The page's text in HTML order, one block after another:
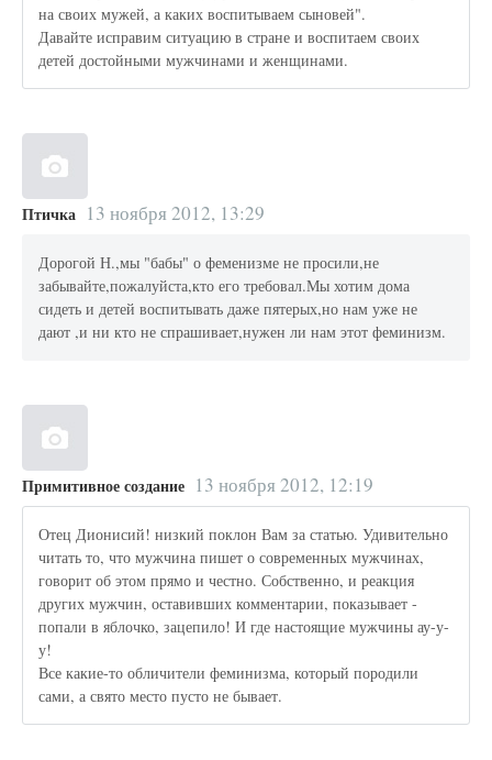
на своих мужей, а каких воспитываем сыновей".
Давайте исправим ситуацию в стране и воспитаем своих
детей достойными мужчинами и женщинами.
Птичка 13 ноября 2012, 13:29
Дорогой Н.,мы "бабы" о феменизме не просили,не
забывайте,пожалуйста,кто его требовал.Мы хотим дома
сидеть и детей воспитывать даже пятерых,но нам уже не
дают ,и ни кто не спрашивает,нужен ли нам этот феминизм.
Примитивное создание 13 ноября 2012, 12:19
Отец Дионисий! низкий поклон Вам за статью. Удивительно
читать то, что мужчина пишет о современных мужчинах,
говорит об этом прямо и честно. Собственно, и реакция
других мужчин, оставивших комментарии, показывает -
попали в яблочко, зацепило! И где настоящие мужчины ау-у-
у!
Все какие-то обличители феминизма, который породили
сами, а свято место пусто не бывает.